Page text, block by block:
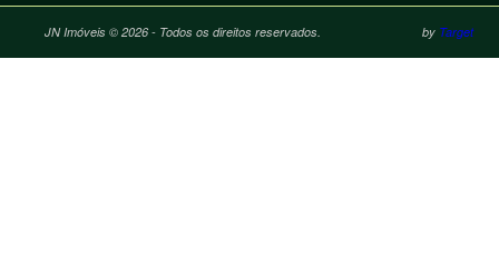
JN Imóveis © 2026 - Todos os direitos reservados. by Target